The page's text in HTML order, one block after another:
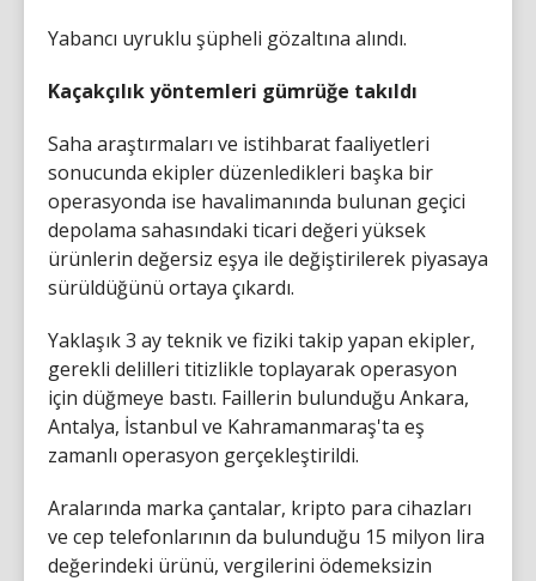
Yabancı uyruklu şüpheli gözaltına alındı.
Kaçakçılık yöntemleri gümrüğe takıldı
Saha araştırmaları ve istihbarat faaliyetleri
sonucunda ekipler düzenledikleri başka bir
operasyonda ise havalimanında bulunan geçici
depolama sahasındaki ticari değeri yüksek
ürünlerin değersiz eşya ile değiştirilerek piyasaya
sürüldüğünü ortaya çıkardı.
Yaklaşık 3 ay teknik ve fiziki takip yapan ekipler,
gerekli delilleri titizlikle toplayarak operasyon
için düğmeye bastı. Faillerin bulunduğu Ankara,
Antalya, İstanbul ve Kahramanmaraş'ta eş
zamanlı operasyon gerçekleştirildi.
Aralarında marka çantalar, kripto para cihazları
ve cep telefonlarının da bulunduğu 15 milyon lira
değerindeki ürünü, vergilerini ödemeksizin